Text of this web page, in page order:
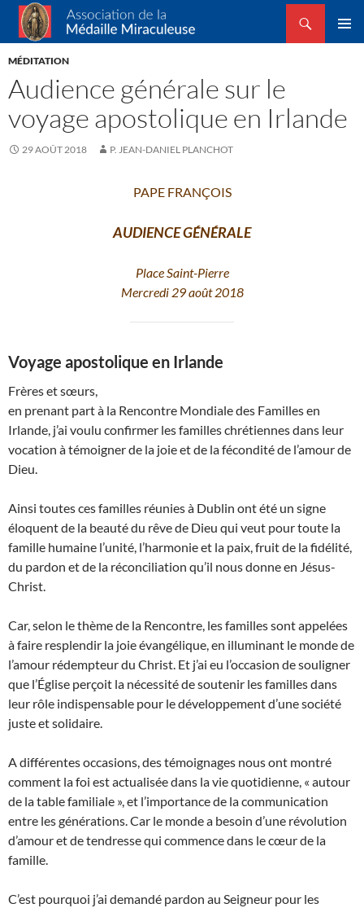
Association de la Médaille Miraculeuse
Recherche
ALLER
AU
MÉDITATION
Audience générale sur le
voyage apostolique en Irlande
29 AOÛT 2018 P. JEAN-DANIEL PLANCHOT
PAPE FRANÇOIS
AUDIENCE GÉNÉRALE
Place Saint-Pierre
Mercredi 29 août 2018
Voyage apostolique en Irlande
Frères et sœurs,
en prenant part à la Rencontre Mondiale des Familles en
Irlande, j’ai voulu confirmer les familles chrétiennes dans leur
vocation à témoigner de la joie et de la fécondité de l’amour de
Dieu.
Ainsi toutes ces familles réunies à Dublin ont été un signe
éloquent de la beauté du rêve de Dieu qui veut pour toute la
famille humaine l’unité, l’harmonie et la paix, fruit de la fidélité,
du pardon et de la réconciliation qu’il nous donne en Jésus-
Christ.
Car, selon le thème de la Rencontre, les familles sont appelées
à faire resplendir la joie évangélique, en illuminant le monde de
l’amour rédempteur du Christ. Et j’ai eu l’occasion de souligner
que l’Église perçoit la nécessité de soutenir les familles dans
leur rôle indispensable pour le développement d’une société
juste et solidaire.
A différentes occasions, des témoignages nous ont montré
comment la foi est actualisée dans la vie quotidienne, « autour
de la table familiale », et l’importance de la communication
entre les générations. Car le monde a besoin d’une révolution
d’amour et de tendresse qui commence dans le cœur de la
famille.
C’est pourquoi j’ai demandé pardon au Seigneur pour les